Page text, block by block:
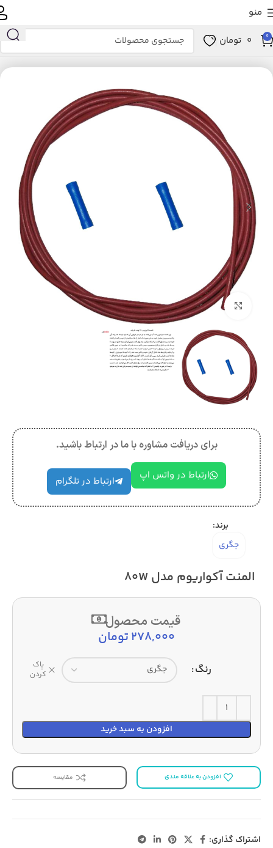
منو
0
0 تومان
خانه لوازم خانگی برقی تهویه، سرمایش و گرمایش
بزرگنمایی تصویر
برای دریافت مشاوره با ما در ارتباط باشید.
ارتباط در واتس اپ ارتباط در تلگرام
برند:
جگری
المنت آکواریوم مدل 80W
قیمت محصول
278,000تومان
رنگ
پاک
کردن
افزودن به سبد خرید
افزودن به علاقه مندی مقایسه
اشتراک گذاری: